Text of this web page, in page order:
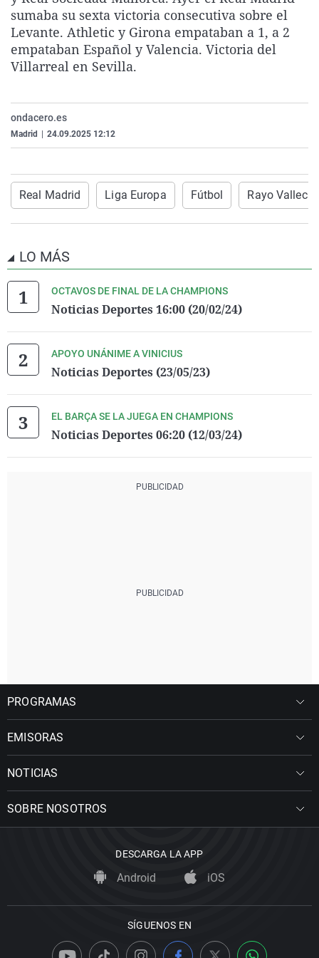
La rosa de los vientos
Gente viajera
Caso
Retornados
Extremadura
Galicia
Virales
Televisión
sumaba su sexta victoria consecutiva sobre el
Levante. Athletic y Girona empataban a 1, a 2
empataban Español y Valencia. Victoria del
Villarreal en Sevilla.
ondacero.es
Madrid 24.09.2025 12:12
Real Madrid Liga Europa Fútbol Rayo
LO MÁS
OCTAVOS DE FINAL DE LA CHAMPIONS
Noticias Deportes 16:00 (20/02/24)
APOYO UNÁNIME A VINICIUS
Noticias Deportes (23/05/23)
EL BARÇA SE LA JUEGA EN CHAMPIONS
Noticias Deportes 06:20 (12/03/24)
PROGRAMAS
EMISORAS
NOTICIAS
SOBRE NOSOTROS
DESCARGA LA APP
Android iOS
SÍGUENOS EN